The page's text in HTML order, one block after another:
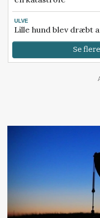
ULVE
Lille hund blev dræbt
Se